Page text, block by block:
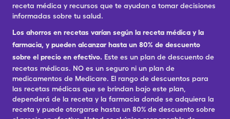
receta médica y recursos que te ayudan a tomar decisiones
informadas sobre tu salud.
Los ahorros en recetas varían según la receta médica y la
farmacia, y pueden alcanzar hasta un 80% de descuento
sobre el precio en efectivo. Este es un plan de descuento de
recetas médicas. NO es un seguro ni un plan de
medicamentos de Medicare. El rango de descuentos para
las recetas médicas que se brindan bajo este plan,
dependerá de la receta y la farmacia donde se adquiera la
receta y puede otorgarse hasta un 80% de descuento sobre